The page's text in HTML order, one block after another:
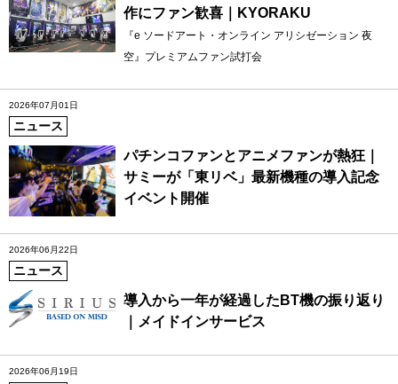
作にファン歓喜｜KYORAKU
『e ソードアート・オンライン アリシゼーション 夜
空』プレミアムファン試打会
2026年07月01日
ニュース
パチンコファンとアニメファンが熱狂｜
サミーが「東リベ」最新機種の導入記念
イベント開催
2026年06月22日
ニュース
導入から一年が経過したBT機の振り返り
｜メイドインサービス
2026年06月19日